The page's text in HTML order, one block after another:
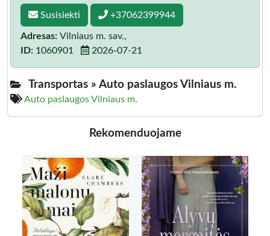
Susisiekti +37062399944
Adresas: Vilniaus m. sav.,
ID: 1060901 2026-07-21
Transportas » Auto paslaugos Vilniaus m.
Auto paslaugos Vilniaus m.
Rekomenduojame